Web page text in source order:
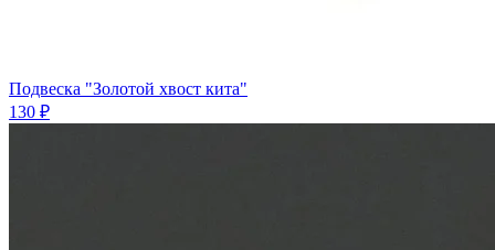
Подвеска "Золотой хвост кита"
130 ₽